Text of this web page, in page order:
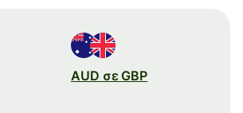
AUD σε GBP